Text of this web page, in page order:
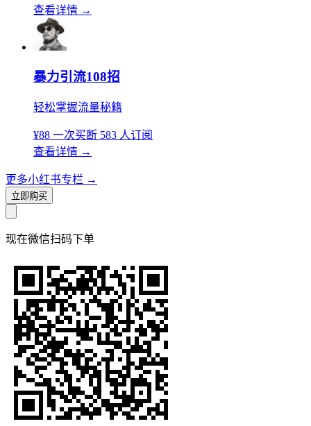
查看详情 →
暴力引流108招
轻松掌握流量秘籍
¥88 一次买断 583 人订阅
查看详情 →
更多小红书专栏 →
立即购买
现在微信扫码下单